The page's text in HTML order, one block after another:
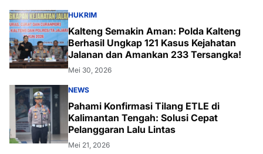
HUKRIM
Kalteng Semakin Aman: Polda Kalteng
Berhasil Ungkap 121 Kasus Kejahatan
Jalanan dan Amankan 233 Tersangka!
Mei 30, 2026
NEWS
Pahami Konfirmasi Tilang ETLE di
Kalimantan Tengah: Solusi Cepat
Pelanggaran Lalu Lintas
Mei 21, 2026